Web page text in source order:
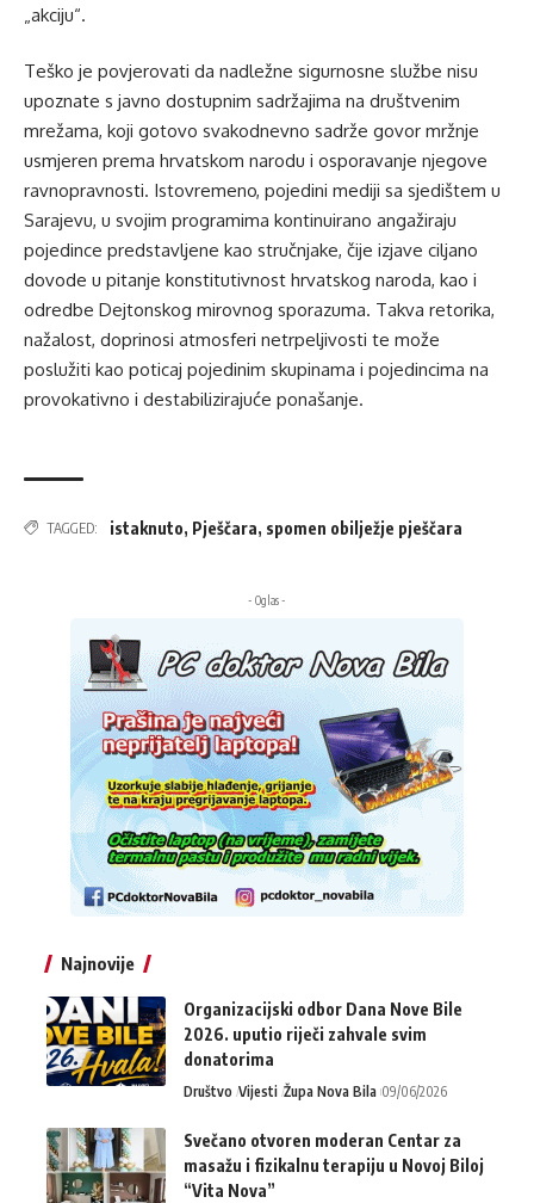
„akciju“.
Teško je povjerovati da nadležne sigurnosne službe nisu
upoznate s javno dostupnim sadržajima na društvenim
mrežama, koji gotovo svakodnevno sadrže govor mržnje
usmjeren prema hrvatskom narodu i osporavanje njegove
ravnopravnosti. Istovremeno, pojedini mediji sa sjedištem u
Sarajevu, u svojim programima kontinuirano angažiraju
pojedince predstavljene kao stručnjake, čije izjave ciljano
dovode u pitanje konstitutivnost hrvatskog naroda, kao i
odredbe Dejtonskog mirovnog sporazuma. Takva retorika,
nažalost, doprinosi atmosferi netrpeljivosti te može
poslužiti kao poticaj pojedinim skupinama i pojedincima na
provokativno i destabilizirajuće ponašanje.
TAGGED: istaknuto, Pješčara, spomen obilježje pješčara
- Oglas -
Najnovije
Organizacijski odbor Dana Nove Bile
2026. uputio riječi zahvale svim
donatorima
Društvo Vijesti Župa Nova Bila 09/06/2026
Svečano otvoren moderan Centar za
masažu i fizikalnu terapiju u Novoj Biloj
“Vita Nova”